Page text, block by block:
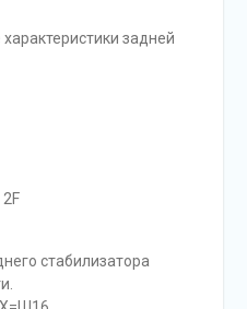
задней
стабилизатора